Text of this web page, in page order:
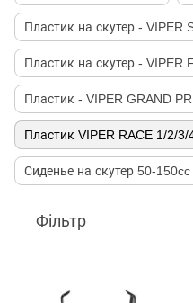
Пластик на скутер - VIPER
Пластик на скутер - VIPER
Пластик - VIPER GRAND
Пластик VIPER RACE 1/2/3/
Сиденье на скутер 50-150cc
Фільтр